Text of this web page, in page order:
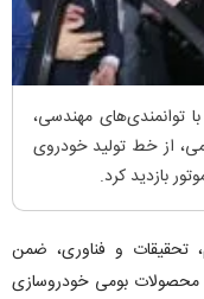
توانمندی‌های مهندسی،
از خط تولید خودروی
بازدید کرد.
تحقیقات و فناوری، ضمن
محصولات بومی خودروسازی